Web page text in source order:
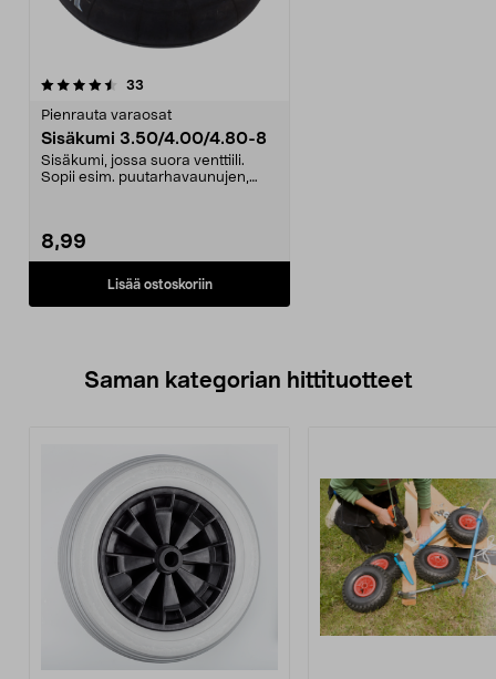
33
Pienrauta varaosat
Sisäkumi 3.50/4.00/4.80-8
Sisäkumi, jossa suora venttiili.
Sopii esim. puutarhavaunujen,
8,99
Lisää ostoskoriin
Saman kategorian hittituotteet